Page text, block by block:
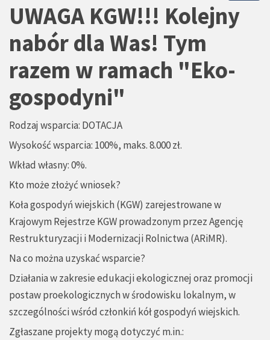
UWAGA KGW!!! Kolejny
nabór dla Was! Tym
razem w ramach "Eko-
gospodyni"
Rodzaj wsparcia: DOTACJA
Wysokość wsparcia: 100%, maks. 8.000 zł.
Wkład własny: 0%.
Kto może złożyć wniosek?
Koła gospodyń wiejskich (KGW) zarejestrowane w
Krajowym Rejestrze KGW prowadzonym przez Agencję
Restrukturyzacji i Modernizacji Rolnictwa (ARiMR).
Na co można uzyskać wsparcie?
Działania w zakresie edukacji ekologicznej oraz promocji
postaw proekologicznych w środowisku lokalnym, w
szczególności wśród członkiń kół gospodyń wiejskich.
Zgłaszane projekty mogą dotyczyć m.in.: